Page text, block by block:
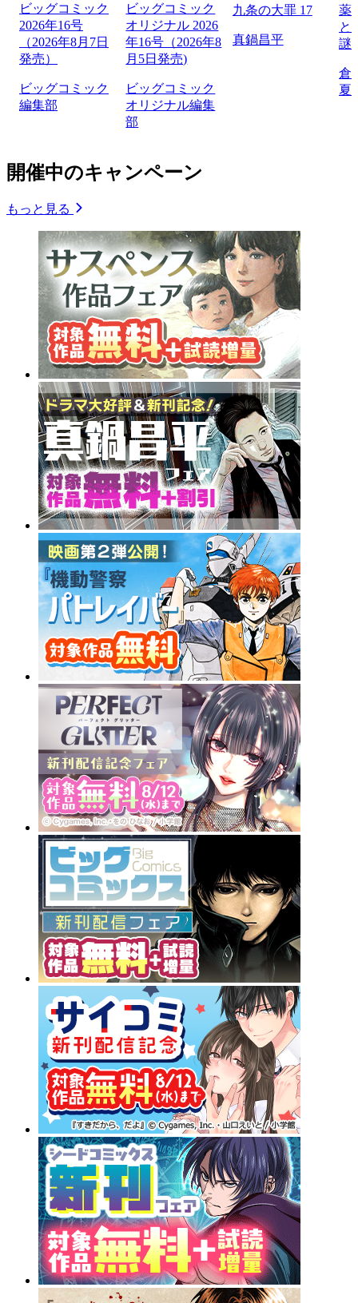
ビッグコミック
2026年16号
（2026年8月7日
発売）
ビッグコミック
編集部
ビッグコミック
オリジナル 2026
年16号（2026年8
月5日発売)
ビッグコミック
オリジナル編集
部
九条の大罪 17
真鍋昌平
薬
と
謎
倉
夏
開催中のキャンペーン
もっと見る